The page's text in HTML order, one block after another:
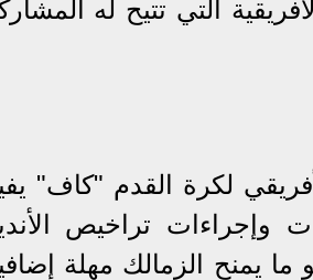
التي تتيح له
لكرة القدم "كاف"
ملفات وإجراءات تراخيص
يمنح الزمالك مهلة